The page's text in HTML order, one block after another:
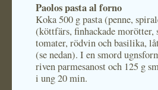
Paolos pasta al forno
Koka 500 g pasta (penne,
(köttfärs, finhackade
tomater, rödvin och basilika,
(se nedan). I en smord
riven parmesanost och 125 g
i ung 20 min.